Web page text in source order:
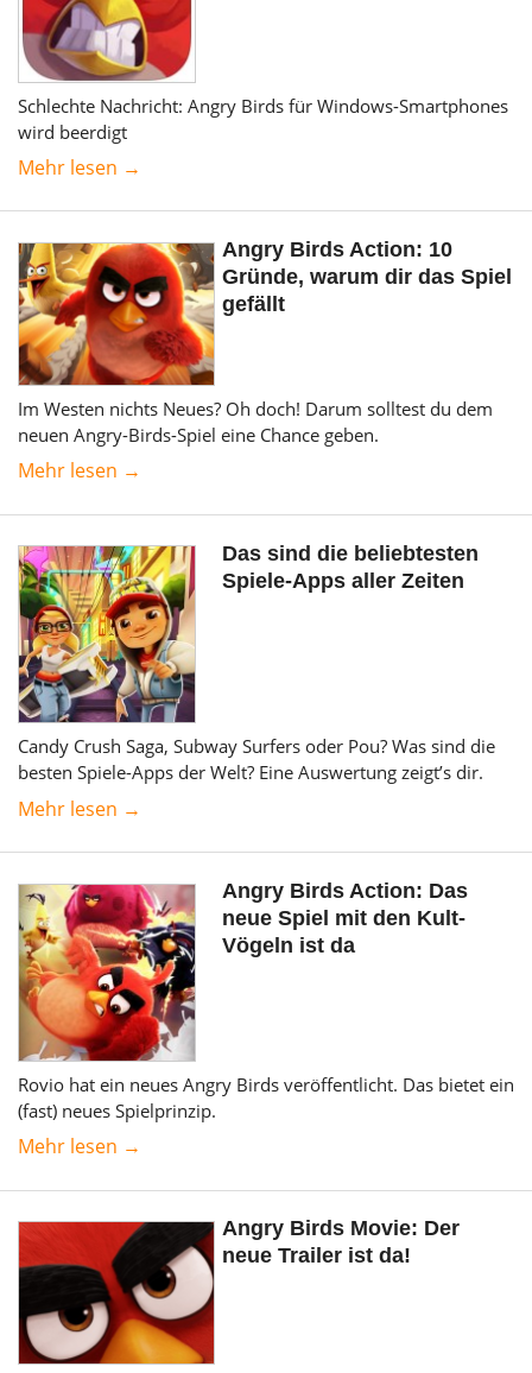
Schlechte Nachricht: Angry Birds für Windows-Smartphones
wird beerdigt
Mehr lesen →
Angry Birds Action: 10
Gründe, warum dir das Spiel
gefällt
Im Westen nichts Neues? Oh doch! Darum solltest du dem
neuen Angry-Birds-Spiel eine Chance geben.
Mehr lesen →
Das sind die beliebtesten
Spiele-Apps aller Zeiten
Candy Crush Saga, Subway Surfers oder Pou? Was sind die
besten Spiele-Apps der Welt? Eine Auswertung zeigt’s dir.
Mehr lesen →
Angry Birds Action: Das
neue Spiel mit den Kult-
Vögeln ist da
Rovio hat ein neues Angry Birds veröffentlicht. Das bietet ein
(fast) neues Spielprinzip.
Mehr lesen →
Angry Birds Movie: Der
neue Trailer ist da!